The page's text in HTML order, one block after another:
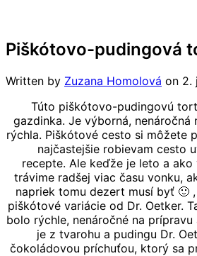
Piškótovo-pudingová
Written by Zuzana Homolová on 2.
Túto piškótovo-pudingovú
gazdinka. Je výborná, nenáročná
rýchla. Piškótové cesto si môžete
najčastejšie robievam cesto
recepte. Ale keďže je leto a ako
trávime radšej viac času vonku,
napriek tomu dezert musí byť 🙂
piškótové variácie od Dr. Oetker.
bolo rýchle, nenáročné na prípravu
je z tvarohu a pudingu Dr.
čokoládovou príchuťou, ktorý sa